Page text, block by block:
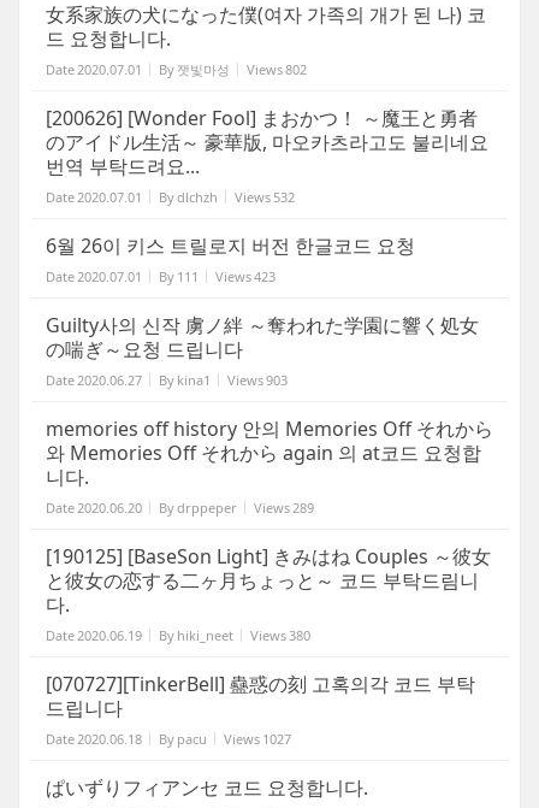
女系家族の犬になった僕(여자 가족의 개가 된 나) 코
드 요청합니다.
Date2020.07.01 By 잿빛마성 Views802
[200626] [Wonder Fool] まおかつ！ ～魔王と勇者
のアイドル生活～ 豪華版, 마오카츠라고도 불리네요
번역 부탁드려요...
Date2020.07.01 Bydlchzh Views 532
6월 26이 키스 트릴로지 버전 한글코드 요청
Date2020.07.01 By 111 Views423
Guilty사의 신작 虜ノ絆 ～奪われた学園に響く処女
の喘ぎ～요청 드립니다
Date2020.06.27 By kina1 Views903
memories off history 안의 Memories Off それから
와 Memories Off それから again 의 at코드 요청합
니다.
Date2020.06.20 Bydrppeper Views289
[190125] [BaseSon Light] きみはね Couples ～彼女
と彼女の恋する二ヶ月ちょっと～ 코드 부탁드림니
다.
Date2020.06.19 By hiki_neet Views380
[070727][TinkerBell] 蠱惑の刻 고혹의각 코드 부탁
드립니다
Date2020.06.18 By pacu Views 1027
ぱいずりフィアンセ 코드 요청합니다.